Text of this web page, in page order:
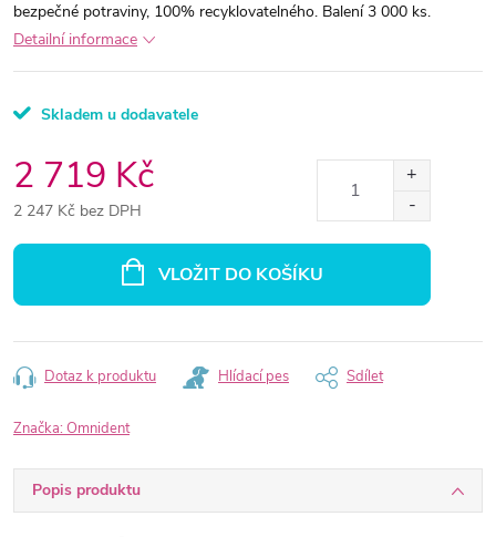
bezpečné potraviny, 100% recyklovatelného. Balení 3 000 ks.
Detailní informace
Skladem u dodavatele
2 719 Kč
2 247 Kč bez DPH
VLOŽIT DO KOŠÍKU
Dotaz k produktu Hlídací pes Sdílet
Značka: Omnident
Popis produktu